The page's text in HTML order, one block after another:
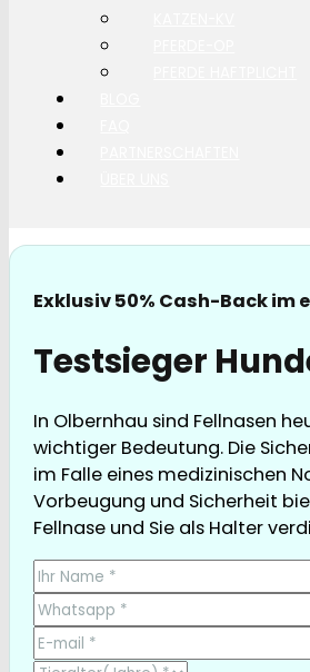
Exklusiv 50% Cash-Back im
Testsieger
In Olbernhau sind Fellnasen
wichtiger Bedeutung. Die
im Falle eines medizinischen
Vorbeugung und Sicherheit
Fellnase und Sie als Halter